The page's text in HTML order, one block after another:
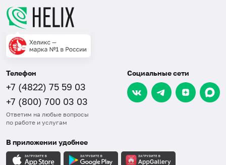
Телефон
+7 (4822) 75 59 03
+7 (800) 700 03 03
Ответим на любые вопросы
по работе и услугам
Социальные сети
В приложении удобнее